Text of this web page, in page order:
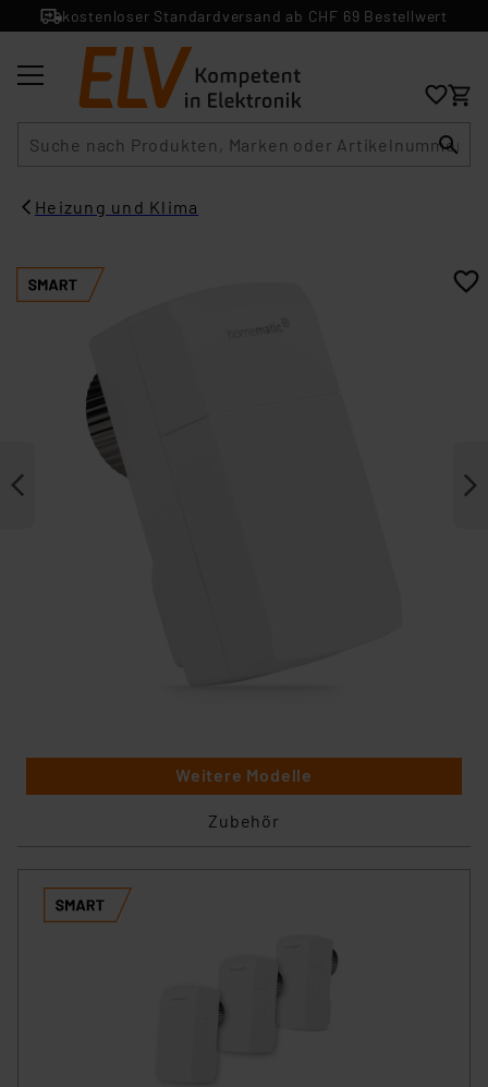
kostenloser Standardversand ab CHF 69 Bestellwert
Heizung und Klima
Weitere Modelle
Zubehör